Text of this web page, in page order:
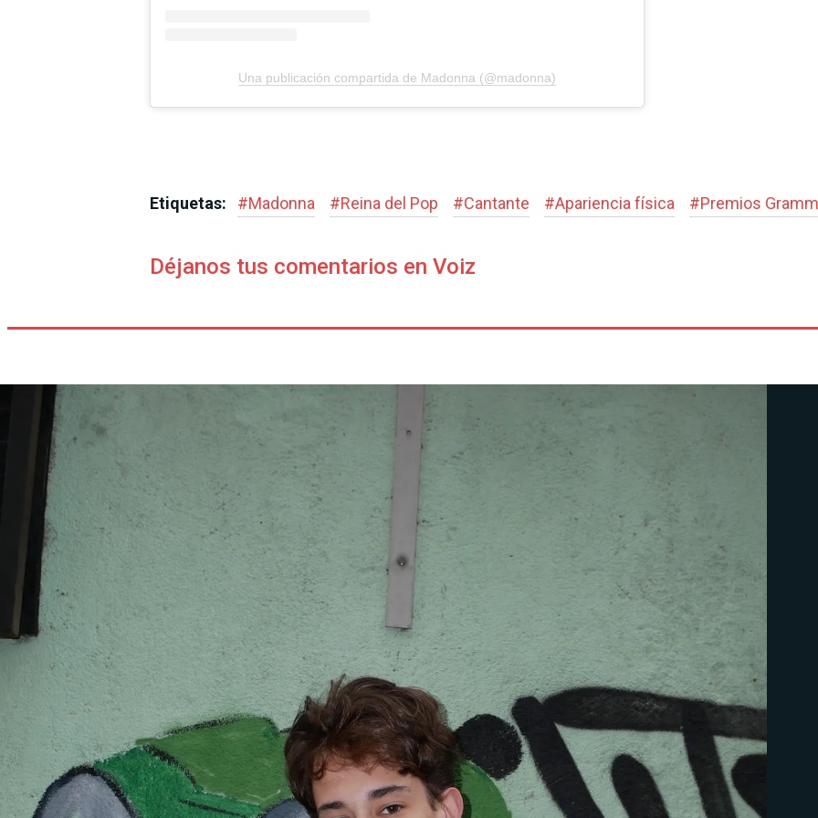
Una publicación compartida de Madonna (@madonna)
Etiquetas: #Madonna #Reina del Pop #Cantante #Apariencia física #Premios
Déjanos tus comentarios en Voiz